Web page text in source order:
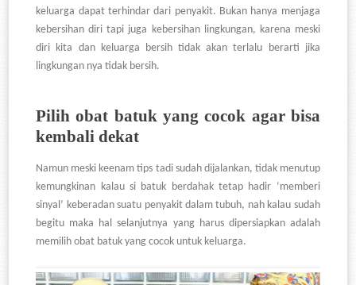
keluarga dapat terhindar dari penyakit. Bukan hanya menjaga
kebersihan diri tapi juga kebersihan lingkungan, karena meski
diri kita dan keluarga bersih tidak akan terlalu berarti jika
lingkungan nya tidak bersih.
Pilih obat batuk yang cocok agar bisa
kembali dekat
Namun meski keenam tips tadi sudah dijalankan, tidak menutup
kemungkinan kalau si batuk berdahak tetap hadir ‘memberi
sinyal’ keberadan suatu penyakit dalam tubuh, nah kalau sudah
begitu maka hal selanjutnya yang harus dipersiapkan adalah
memilih obat batuk yang cocok untuk keluarga.